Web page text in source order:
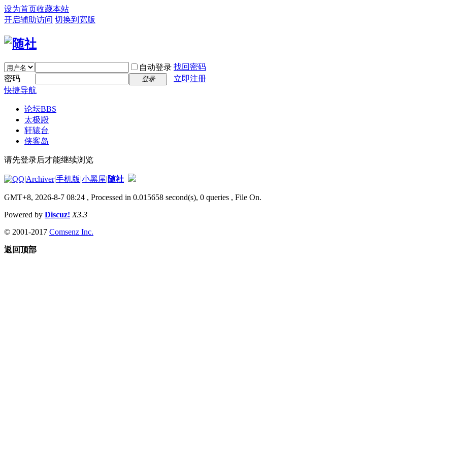
设为首页收藏本站
开启辅助访问 切换到宽版
自动登录 找回密码
密码
登录
立即注册
快捷导航
论坛BBS
太极殿
轩辕台
侠客岛
请先登录后才能继续浏览
|Archiver|手机版|小黑屋|随社
GMT+8, 2026-8-7 08:24 , Processed in 0.015658 second(s), 0 queries , File On.
Powered by Discuz! X3.3
© 2001-2017 Comsenz Inc.
返回顶部